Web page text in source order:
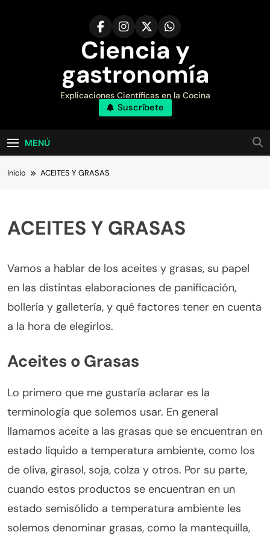
Ciencia y
gastronomía
Explicaciones Científicas en la Cocina
Suscríbete
MENÚ
Inicio ACEITES Y GRASAS
ACEITES Y GRASAS
Vamos a hablar de los aceites y grasas, su papel
en las distintas elaboraciones de panificación,
bollería y galletería, y qué factores tener en cuenta
a la hora de elegirlos.
Aceites o Grasas
Lo primero que me gustaría aclarar es la
terminología que solemos usar. En general
llamamos aceite a las grasas que se encuentran en
estado líquido a temperatura ambiente, como los
de oliva, girasol, soja, colza y otros. Por su parte,
cuando estos productos se encuentran en un
estado semisólido a temperatura ambiente les
solemos denominar grasas, como la mantequilla,